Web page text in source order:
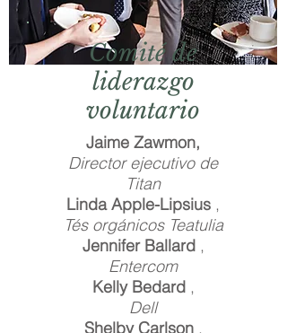
Comité de
liderazgo
voluntario
Jaime Zawmon,
Director ejecutivo de
Titan
Linda Apple-Lipsius ,
Tés orgánicos Teatulia
Jennifer Ballard,
Entercom
Kelly Bedard,
Dell
Shelby Carlson,